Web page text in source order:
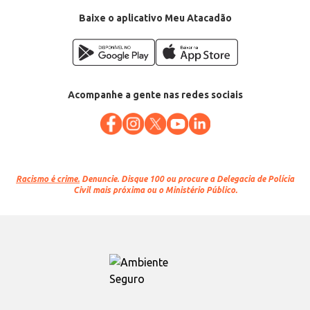
Baixe o aplicativo Meu Atacadão
Acompanhe a gente nas redes sociais
Racismo é crime. Denuncie. Disque 100 ou procure a Delegacia de Polícia
Civil mais próxima ou o Ministério Público.